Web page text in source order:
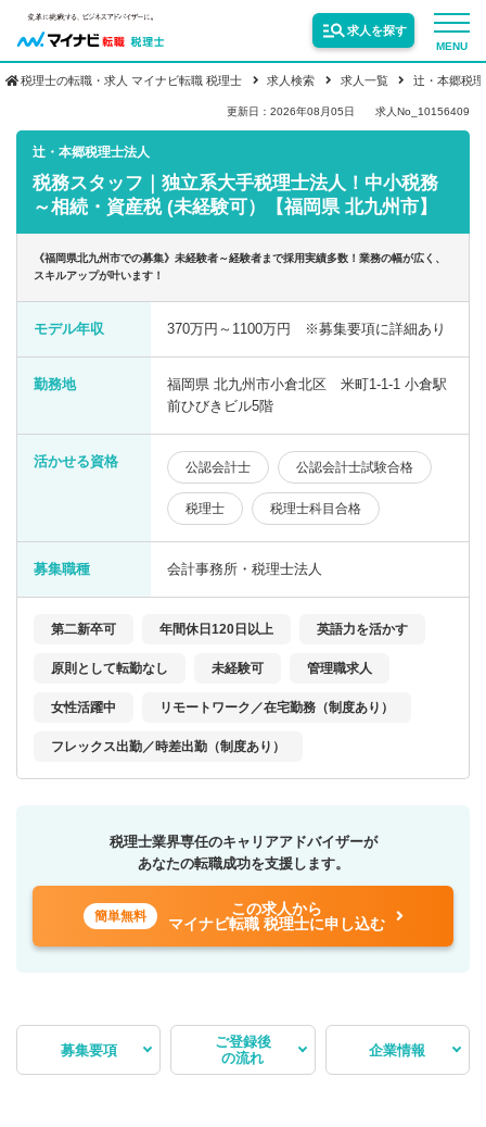
MENU
求人を探す
転職お役立ち情報
業界情報
求人情報
税理士の転職・求人 マイナビ転職 税理士 求人検索 求人一覧 辻・本郷税
更新日：2026年08月05日 求人No_10156409
辻・本郷税理士法人
税務スタッフ｜独立系大手税理士法人！中小税務
～相続・資産税 (未経験可）【福岡県 北九州市】
《福岡県北九州市での募集》未経験者～経験者まで採用実績多数！業務の幅が広く、
スキルアップが叶います！
モデル年収 370万円～1100万円 ※募集要項に詳細あり
勤務地
福岡県 北九州市小倉北区 米町1-1-1 小倉駅
前ひびきビル5階
活かせる資格 公認会計士 公認会計士試験合格
税理士 税理士科目合格
募集職種 会計事務所・税理士法人
第二新卒可 年間休日120日以上 英語力を活かす
原則として転勤なし 未経験可 管理職求人
女性活躍中 リモートワーク／在宅勤務（制度あり）
フレックス出勤／時差出勤（制度あり）
税理士業界専任のキャリアアドバイザーが
あなたの転職成功を支援します。
簡単無料
この求人から
マイナビ転職 税理士に申し込む
募集要項
ご登録後
の流れ
企業情報